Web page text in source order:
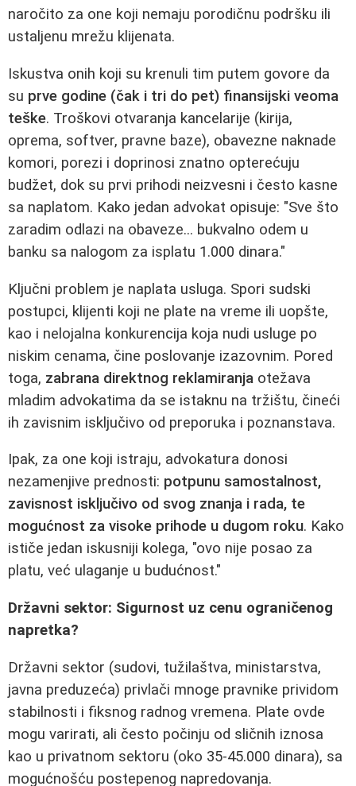
naročito za one koji nemaju porodičnu podršku ili
ustaljenu mrežu klijenata.
Iskustva onih koji su krenuli tim putem govore da
su prve godine (čak i tri do pet) finansijski veoma
teške. Troškovi otvaranja kancelarije (kirija,
oprema, softver, pravne baze), obavezne naknade
komori, porezi i doprinosi znatno opterećuju
budžet, dok su prvi prihodi neizvesni i često kasne
sa naplatom. Kako jedan advokat opisuje: "Sve što
zaradim odlazi na obaveze... bukvalno odem u
banku sa nalogom za isplatu 1.000 dinara."
Ključni problem je naplata usluga. Spori sudski
postupci, klijenti koji ne plate na vreme ili uopšte,
kao i nelojalna konkurencija koja nudi usluge po
niskim cenama, čine poslovanje izazovnim. Pored
toga, zabrana direktnog reklamiranja otežava
mladim advokatima da se istaknu na tržištu, čineći
ih zavisnim isključivo od preporuka i poznanstava.
Ipak, za one koji istraju, advokatura donosi
nezamenjive prednosti: potpunu samostalnost,
zavisnost isključivo od svog znanja i rada, te
mogućnost za visoke prihode u dugom roku. Kako
ističe jedan iskusniji kolega, "ovo nije posao za
platu, već ulaganje u budućnost."
Državni sektor: Sigurnost uz cenu ograničenog
napretka?
Državni sektor (sudovi, tužilaštva, ministarstva,
javna preduzeća) privlači mnoge pravnike prividom
stabilnosti i fiksnog radnog vremena. Plate ovde
mogu varirati, ali često počinju od sličnih iznosa
kao u privatnom sektoru (oko 35-45.000 dinara), sa
mogućnošću postepenog napredovanja.